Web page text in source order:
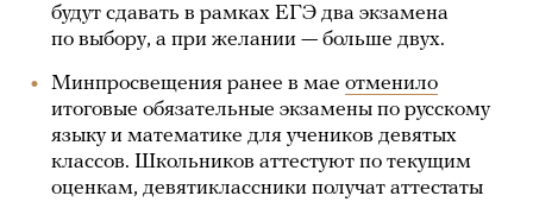
будут сдавать в рамках ЕГЭ два экзамена
по выбору, а при желании — больше двух.
Минпросвещения ранее в мае отменило
итоговые обязательные экзамены по русскому
языку и математике для учеников девятых
классов. Школьников аттестуют по текущим
оценкам, девятиклассники получат аттестаты